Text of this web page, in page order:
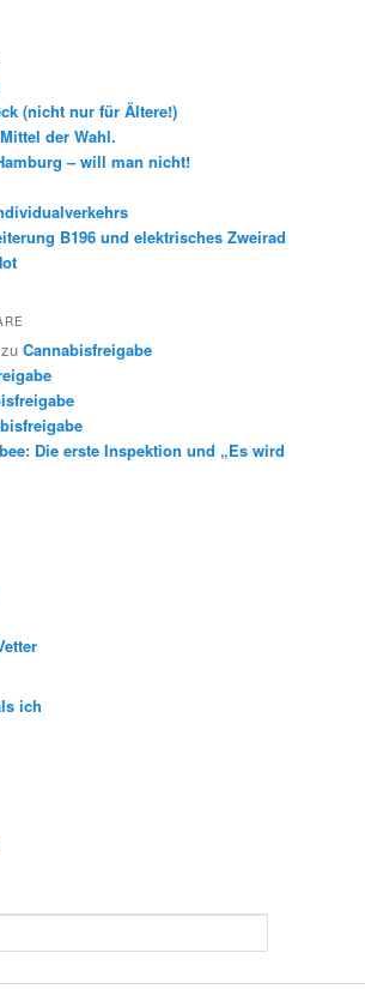
(nicht nur für Ältere!)
der Wahl.
– will man nicht!
B196 und elektrisches Zweirad
zuCannabisfreigabe
Die erste Inspektion und „Es wird
ich